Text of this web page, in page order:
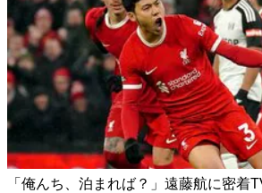
「俺んち、泊まれば？」遠藤航に密着